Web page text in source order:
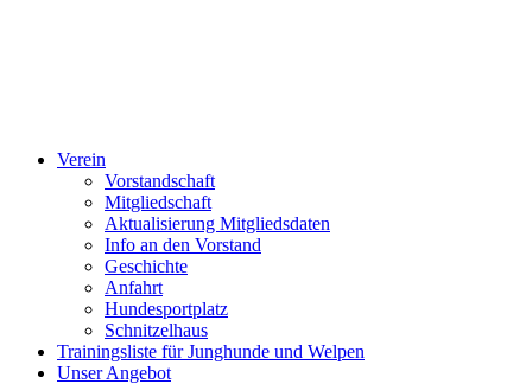
Verein
Vorstandschaft
Mitgliedschaft
Aktualisierung Mitgliedsdaten
Info an den Vorstand
Geschichte
Anfahrt
Hundesportplatz
Schnitzelhaus
Trainingsliste für Junghunde und Welpen
Unser Angebot